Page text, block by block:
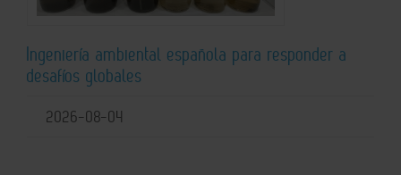
Ingeniería ambiental española para responder a
desafíos globales
2026-08-04